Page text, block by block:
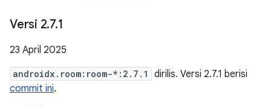
Versi 2.7.1
23 April 2025
androidx.room:room-*:2.7.1
dirilis. Versi 2.7.1 berisi
commit ini.